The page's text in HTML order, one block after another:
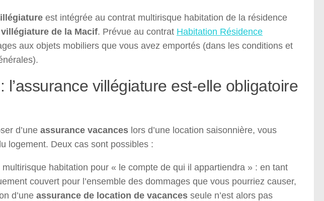
est intégrée au contrat multirisque habitation de la résidence
de la Macif. Prévue au contrat Habitation Résidence
aux objets mobiliers que vous avez emportés (dans les conditions et
villégiature est-elle obligatoire
d’une assurance vacances lors d’une location saisonnière, vous
logement. Deux cas sont possibles :
habitation pour « le compte de qui il appartiendra » : en tant
couvert pour l’ensemble des dommages que vous pourriez causer,
d’une assurance de location de vacances seule n’est alors pas